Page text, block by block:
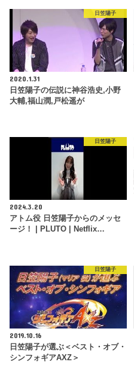
日笠陽子
2020.1.31
日笠陽子の伝説に神谷浩史,小野
大輔,福山潤,戸松遥が
日笠陽子
2024.3.20
アトム役 日笠陽子からのメッセ
ージ！ | PLUTO | Netflix…
日笠陽子
2019.10.16
日笠陽子が選ぶ＜ベスト・オブ・
シンフォギアAXZ＞